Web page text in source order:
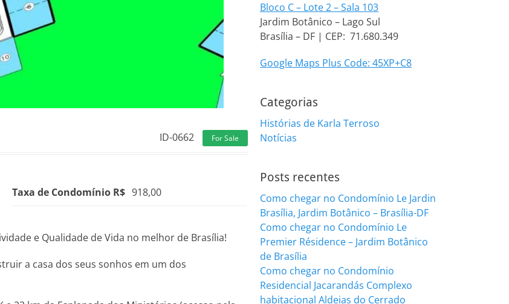
ID-0662 For Sale
Taxa de Condomínio R$ 918,00
e Qualidade de Vida no melhor de Brasília!
a casa dos seus sonhos em um dos
Bloco C – Lote 2 – Sala 103
Jardim Botânico – Lago Sul
Brasília – DF | CEP: 71.680.349
Google Maps Plus Code: 45XP+C8
Categorias
Histórias de Karla Terroso
Notícias
Posts recentes
Como chegar no Condomínio Le Jardin
Brasília, Jardim Botânico – Brasília-DF
Como chegar no Condomínio Le
Premier Résidence – Jardim Botânico
de Brasília
Como chegar no Condomínio
Residencial Jacarandás Complexo
habitacional Aldeias do Cerrado